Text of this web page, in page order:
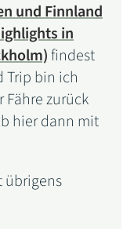
und Finnland
in
findest
Trip bin ich
zurück
hier dann mit
übrigens